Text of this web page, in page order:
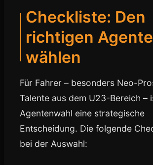
Checkliste: Den
richtigen
wählen
Für Fahrer – besonders Neo-
Talente aus dem U23-Bereich –
Agentenwahl eine strategische
Entscheidung. Die folgende
bei der Auswahl: